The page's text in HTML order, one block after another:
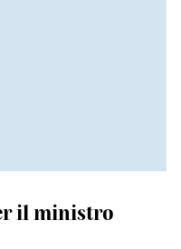
il ministro